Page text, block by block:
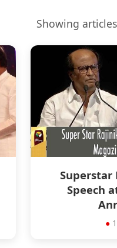
Showing
Superstar
Speech
●